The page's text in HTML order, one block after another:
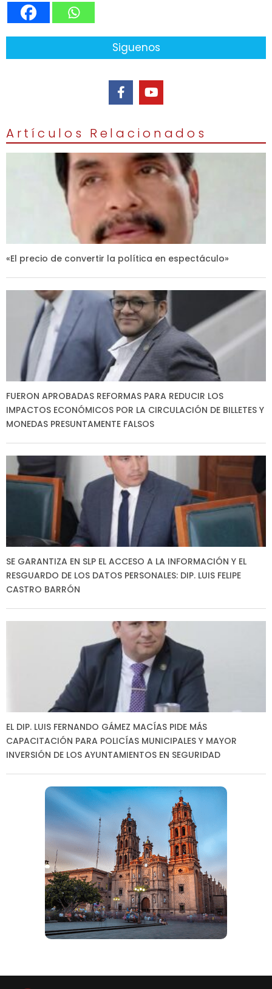
Siguenos
Artículos Relacionados
«El precio de convertir la política en espectáculo»
FUERON APROBADAS REFORMAS PARA REDUCIR LOS
IMPACTOS ECONÓMICOS POR LA CIRCULACIÓN DE BILLETES Y
MONEDAS PRESUNTAMENTE FALSOS
SE GARANTIZA EN SLP EL ACCESO A LA INFORMACIÓN Y EL
RESGUARDO DE LOS DATOS PERSONALES: DIP. LUIS FELIPE
CASTRO BARRÓN
EL DIP. LUIS FERNANDO GÁMEZ MACÍAS PIDE MÁS
CAPACITACIÓN PARA POLICÍAS MUNICIPALES Y MAYOR
INVERSIÓN DE LOS AYUNTAMIENTOS EN SEGURIDAD